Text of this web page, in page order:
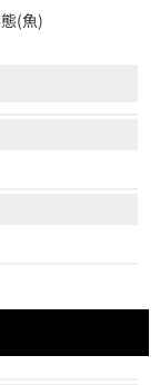
(魚)